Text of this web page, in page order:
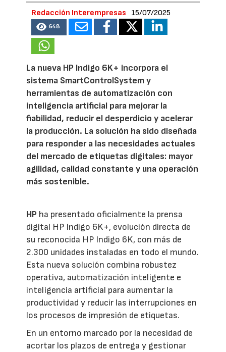
Redacción Interempresas 15/07/2025
648
La nueva HP Indigo 6K+ incorpora el
sistema SmartControlSystem y
herramientas de automatización con
inteligencia artificial para mejorar la
fiabilidad, reducir el desperdicio y acelerar
la producción. La solución ha sido diseñada
para responder a las necesidades actuales
del mercado de etiquetas digitales: mayor
agilidad, calidad constante y una operación
más sostenible.
HP ha presentado oficialmente la prensa
digital HP Indigo 6K+, evolución directa de
su reconocida HP Indigo 6K, con más de
2.300 unidades instaladas en todo el mundo.
Esta nueva solución combina robustez
operativa, automatización inteligente e
inteligencia artificial para aumentar la
productividad y reducir las interrupciones en
los procesos de impresión de etiquetas.
En un entorno marcado por la necesidad de
acortar los plazos de entrega y gestionar